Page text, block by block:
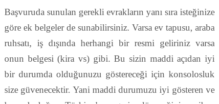
Başvuruda sunulan gerekli evrakların yanı sıra isteğinize
göre ek belgeler de sunabilirsiniz. Varsa ev tapusu, araba
ruhsatı, iş dışında herhangi bir resmi geliriniz varsa
onun belgesi (kira vs) gibi. Bu sizin maddi açıdan iyi
bir durumda olduğunuzu göstereceği için konsolosluk
size güvenecektir. Yani maddi durumuzu iyi gösteren ve